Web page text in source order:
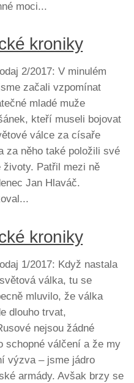
moci...
kroniky
2/2017: V minulém
začali vzpomínat
mladé muže
kteří museli bojovat
válce za císaře
za něho také položili své
životy. Patřil mezi ně
Jan Hlaváč.
kroniky
1/2017: Když nastala
válka, tu se
mluvilo, že válka
dlouho trvat,
nejsou žádné
schopné válčení a že my
výzva – jsme jádro
armády. Avšak brzy se